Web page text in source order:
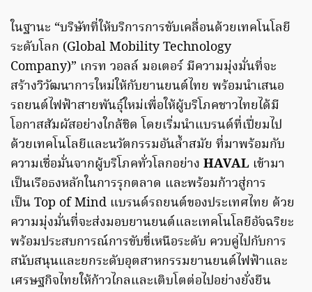
ในฐานะ “บริษัทที่ให้บริการการขับเคลื่อนด้วยเทคโนโลยี
ระดับโลก (Global Mobility Technology
Company)” เกรท วอลล์ มอเตอร์ มีความมุ่งมั่นที่จะ
สร้างวิวัฒนาการใหม่ให้กับยานยนต์ไทย พร้อมนำเสนอ
รถยนต์ไฟฟ้าสายพันธุ์ใหม่เพื่อให้ผู้บริโภคชาวไทยได้มี
โอกาสสัมผัสอย่างใกล้ชิด โดยเริ่มนำแบรนด์ที่เปี่ยมไป
ด้วยเทคโนโลยีและนวัตกรรมอันล้ำสมัย ที่มาพร้อมกับ
ความเชื่อมั่นจากผู้บริโภคทั่วโลกอย่าง HAVAL เข้ามา
เป็นเรือธงหลักในการรุกตลาด และพร้อมก้าวสู่การ
เป็น Top of Mind แบรนด์รถยนต์ของประเทศไทย ด้วย
ความมุ่งมั่นที่จะส่งมอบยานยนต์และเทคโนโลยีอัจฉริยะ
พร้อมประสบการณ์การขับขี่เหนือระดับ ควบคู่ไปกับการ
สนับสนุนและยกระดับอุตสาหกรรมยานยนต์ไฟฟ้าและ
เศรษฐกิจไทยให้ก้าวไกลและเติบโตต่อไปอย่างยั่งยืน